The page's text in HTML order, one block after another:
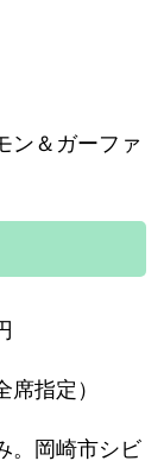
ン＆ガーファ
指定）
。岡崎市シビ